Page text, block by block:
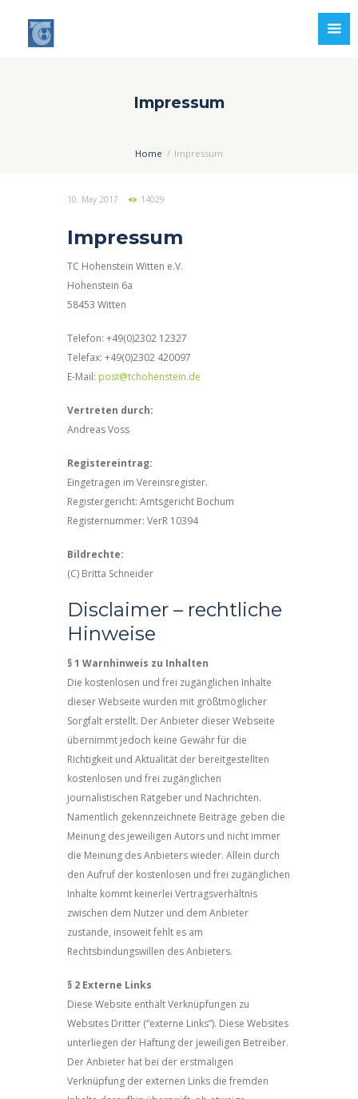
Impressum
Home Impressum
10. May 2017 14029
Impressum
TC Hohenstein Witten e.V.
Hohenstein 6a
58453 Witten
Telefon: +49(0)2302 12327
Telefax: +49(0)2302 420097
E-Mail: post@tchohenstein.de
Vertreten durch:
Andreas Voss
Registereintrag:
Eingetragen im Vereinsregister.
Registergericht: Amtsgericht Bochum
Registernummer: VerR 10394
Bildrechte:
(C) Britta Schneider
Disclaimer – rechtliche
Hinweise
§ 1 Warnhinweis zu Inhalten
Die kostenlosen und frei zugänglichen Inhalte
dieser Webseite wurden mit größtmöglicher
Sorgfalt erstellt. Der Anbieter dieser Webseite
übernimmt jedoch keine Gewähr für die
Richtigkeit und Aktualität der bereitgestellten
kostenlosen und frei zugänglichen
journalistischen Ratgeber und Nachrichten.
Namentlich gekennzeichnete Beiträge geben die
Meinung des jeweiligen Autors und nicht immer
die Meinung des Anbieters wieder. Allein durch
den Aufruf der kostenlosen und frei zugänglichen
Inhalte kommt keinerlei Vertragsverhältnis
zwischen dem Nutzer und dem Anbieter
zustande, insoweit fehlt es am
Rechtsbindungswillen des Anbieters.
§ 2 Externe Links
Diese Website enthält Verknüpfungen zu
Websites Dritter (“externe Links”). Diese Websites
unterliegen der Haftung der jeweiligen Betreiber.
Der Anbieter hat bei der erstmaligen
Verknüpfung der externen Links die fremden